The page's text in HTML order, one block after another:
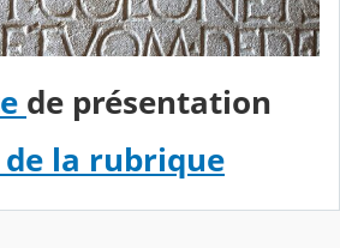
de présentation
la rubrique